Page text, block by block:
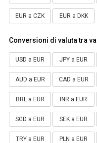
EUR a CZK EUR a DKK
Conversioni di valuta tra
USD a EUR JPY a EUR
AUD a EUR CAD a EUR
BRL a EUR INR a EUR
SGD a EUR SEK a EUR
TRY a EUR PLN a EUR